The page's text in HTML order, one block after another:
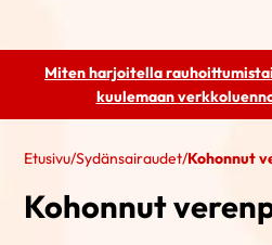
Miten harjoitella
kuulemaan
Etusivu/Sydänsairaudet/Kohonnut
Kohonnut